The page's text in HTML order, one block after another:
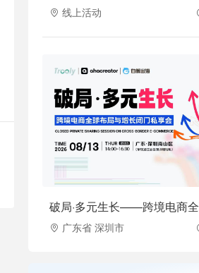
线上活动
广东省 深圳市